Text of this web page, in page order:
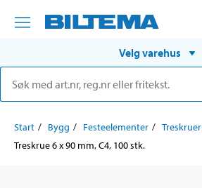
Velg varehus
Start Bygg Festeelementer
Treskruer
Treskrue 6 x 90 mm, C4, 100 stk.